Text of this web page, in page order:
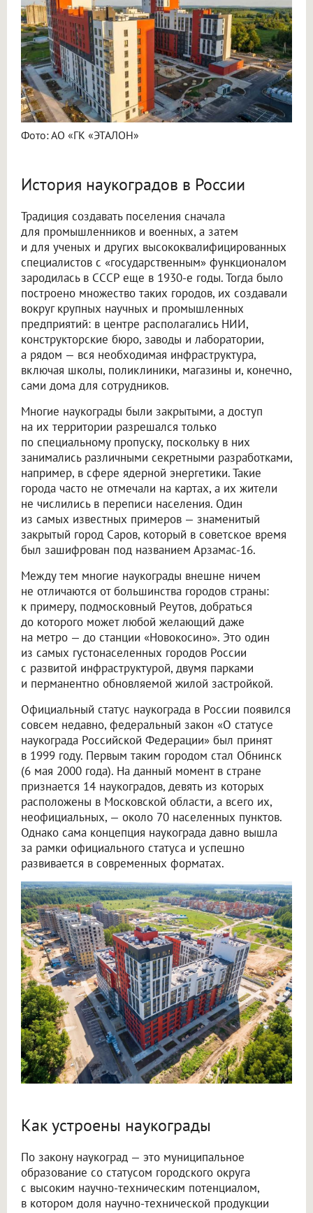
Фото: АО «ГК «ЭТАЛОН»
История наукоградов в России
Традиция создавать поселения сначала
для промышленников и военных, а затем
и для ученых и других высококвалифицированных
специалистов с «государственным» функционалом
зародилась в СССР еще в 1930-е годы. Тогда было
построено множество таких городов, их создавали
вокруг крупных научных и промышленных
предприятий: в центре располагались НИИ,
конструкторские бюро, заводы и лаборатории,
а рядом — вся необходимая инфраструктура,
включая школы, поликлиники, магазины и, конечно,
сами дома для сотрудников.
Многие наукограды были закрытыми, а доступ
на их территории разрешался только
по специальному пропуску, поскольку в них
занимались различными секретными разработками,
например, в сфере ядерной энергетики. Такие
города часто не отмечали на картах, а их жители
не числились в переписи населения. Один
из самых известных примеров — знаменитый
закрытый город Саров, который в советское время
был зашифрован под названием Арзамас-16.
Между тем многие наукограды внешне ничем
не отличаются от большинства городов страны:
к примеру, подмосковный Реутов, добраться
до которого может любой желающий даже
на метро — до станции «Новокосино». Это один
из самых густонаселенных городов России
с развитой инфраструктурой, двумя парками
и перманентно обновляемой жилой застройкой.
Официальный статус наукограда в России появился
совсем недавно, федеральный закон «О статусе
наукограда Российской Федерации» был принят
в 1999 году. Первым таким городом стал Обнинск
(6 мая 2000 года). На данный момент в стране
признается 14 наукоградов, девять из которых
расположены в Московской области, а всего их,
неофициальных, — около 70 населенных пунктов.
Однако сама концепция наукограда давно вышла
за рамки официального статуса и успешно
развивается в современных форматах.
Как устроены наукограды
По закону наукоград — это муниципальное
образование со статусом городского округа
с высоким научно-техническим потенциалом,
в котором доля научно-технической продукции